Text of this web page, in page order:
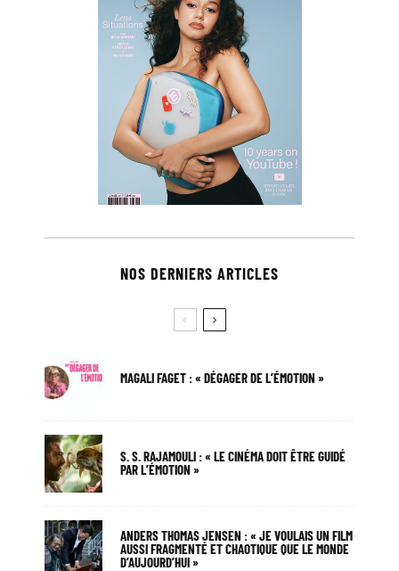
NOS DERNIERS ARTICLES
MAGALI FAGET : « DÉGAGER DE L’ÉMOTION »
S. S. RAJAMOULI : « LE CINÉMA DOIT ÊTRE GUIDÉ
PAR L’ÉMOTION »
ANDERS THOMAS JENSEN : « JE VOULAIS UN FILM
AUSSI FRAGMENTÉ ET CHAOTIQUE QUE LE MONDE
D’AUJOURD’HUI »